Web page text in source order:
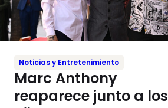
Noticias y Entretenimiento
Marc Anthony
reaparece junto a los